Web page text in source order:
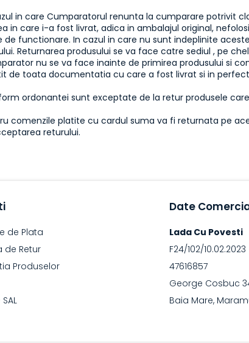
in care Cumparatorul renunta la cumparare potrivit
in care i-a fost livrat, adica in ambalajul original,
de functionare. In cazul in care nu sunt indeplinite
Returnarea produsului se va face catre sediul , pe
nu se va face inainte de primirea produsului si
de toata documentatia cu care a fost livrat si in
ordonantei sunt exceptate de la retur produsele
comenzile platite cu cardul suma va fi returnata pe
returului.
de Plata
de Retur
Produselor
Date
Lada Cu Povesti
F24/102/10.02.2023
47616857
George Cosbuc
Baia Mare,